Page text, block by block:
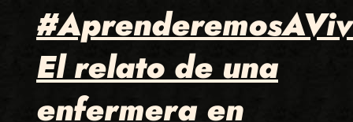
El relato de una
enfermera en